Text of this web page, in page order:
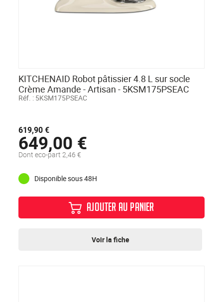
KITCHENAID Robot pâtissier 4.8 L sur socle
Crème Amande - Artisan - 5KSM175PSEAC
Réf. : 5KSM175PSEAC
619,90 €
649,00 €
Dont eco-part 2,46 €
Disponible sous 48H
AJOUTER AU PANIER
Voir la fiche